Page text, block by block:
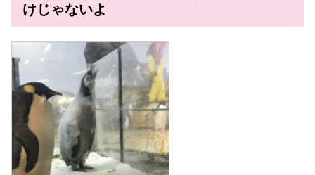
けじゃないよ